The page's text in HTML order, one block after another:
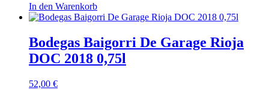
In den Warenkorb
Bodegas Baigorri De Garage Rioja
DOC 2018 0,75l
52,00 €